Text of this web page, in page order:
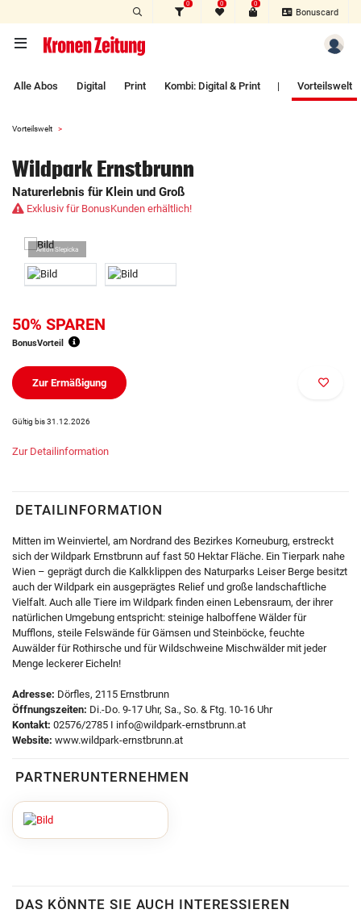
0 0 0
Bonuscard
Alle Abos Digital Print Kombi: Digital & Print | Vorteilswelt
Vorteilswelt
Wildpark Ernstbrunn
Naturerlebnis für Klein und Groß
Exklusiv für BonusKunden erhältlich!
Anton Slepicka
50% SPAREN
BonusVorteil
Zur Ermäßigung
Gültig bis 31.12.2026
Zur Detailinformation
DETAILINFORMATION
Mitten im Weinviertel, am Nordrand des Bezirkes Korneuburg, erstreckt
sich der Wildpark Ernstbrunn auf fast 50 Hektar Fläche. Ein Tierpark nahe
Wien – geprägt durch die Kalkklippen des Naturparks Leiser Berge besitzt
auch der Wildpark ein ausgeprägtes Relief und große landschaftliche
Vielfalt. Auch alle Tiere im Wildpark finden einen Lebensraum, der ihrer
natürlichen Umgebung entspricht: steinige halboffene Wälder für
Mufflons, steile Felswände für Gämsen und Steinböcke, feuchte
Auwälder für Rothirsche und für Wildschweine Mischwälder mit jeder
Menge leckerer Eicheln!
Adresse: Dörfles, 2115 Ernstbrunn
Öffnungszeiten: Di.-Do. 9-17 Uhr, Sa., So. & Ftg. 10-16 Uhr
Kontakt: 02576/2785 I info@wildpark-ernstbrunn.at
Website: www.wildpark-ernstbrunn.at
PARTNERUNTERNEHMEN
DAS KÖNNTE SIE AUCH INTERESSIEREN